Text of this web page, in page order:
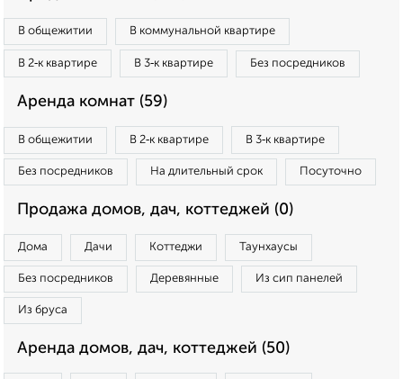
В общежитии В коммунальной квартире
В 2‑к квартире В 3‑к квартире Без посредников
Аренда комнат (59)
В общежитии В 2‑к квартире В 3‑к квартире
Без посредников На длительный срок Посуточно
Продажа домов, дач, коттеджей (0)
Дома Дачи Коттеджи Таунхаусы
Без посредников Деревянные Из сип панелей
Из бруса
Аренда домов, дач, коттеджей (50)